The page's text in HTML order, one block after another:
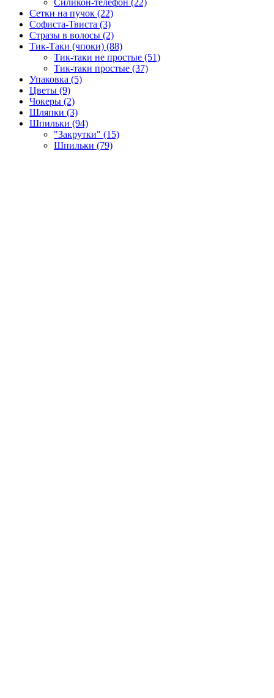
Сетки на пучок (22)
Софиста-Твиста (3)
Стразы в волосы (2)
Тик-Таки (чпоки) (88)
Тик-таки не простые (51)
Тик-таки простые (37)
Упаковка (5)
Цветы (9)
Чокеры (2)
Шляпки (3)
Шпильки (94)
"Закрутки" (15)
Шпильки (79)